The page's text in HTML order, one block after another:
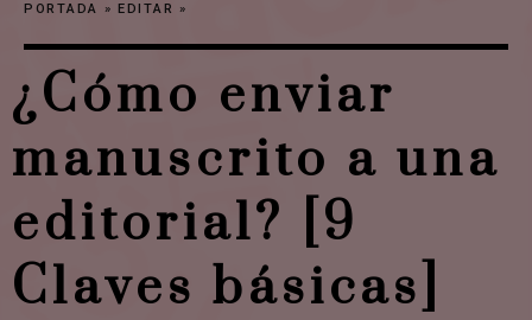
¿Cómo enviar
manuscrito a una
editorial? [9
Claves básicas]
PORTADA »EDITAR »